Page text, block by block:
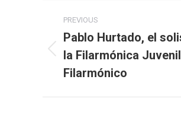
Post
navigation
PREVIOUS
Previous
post:
Pablo Hurtado, el
la Filarmónica
Filarmónico